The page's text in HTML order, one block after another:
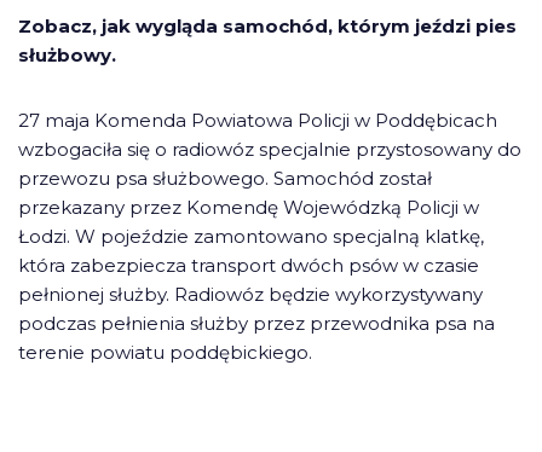
Zobacz, jak wygląda samochód, którym jeździ pies
służbowy.
27 maja Komenda Powiatowa Policji w Poddębicach
wzbogaciła się o radiowóz specjalnie przystosowany do
przewozu psa służbowego. Samochód został
przekazany przez Komendę Wojewódzką Policji w
Łodzi. W pojeździe zamontowano specjalną klatkę,
która zabezpiecza transport dwóch psów w czasie
pełnionej służby. Radiowóz będzie wykorzystywany
podczas pełnienia służby przez przewodnika psa na
terenie powiatu poddębickiego.